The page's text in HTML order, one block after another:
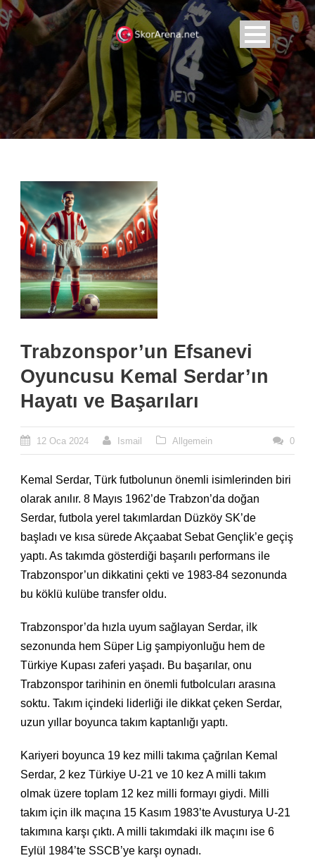
Trabzonspor’un Efsanevi
Oyuncusu Kemal Serdar’ın
Hayatı ve Başarıları
12 Oca 2024 Ismail Allgemein 0
Kemal Serdar, Türk futbolunun önemli isimlerinden biri
olarak anılır. 8 Mayıs 1962’de Trabzon’da doğan
Serdar, futbola yerel takımlardan Düzköy SK’de
başladı ve kısa sürede Akçaabat Sebat Gençlik’e geçiş
yaptı. As takımda gösterdiği başarılı performans ile
Trabzonspor’un dikkatini çekti ve 1983-84 sezonunda
bu köklü kulübe transfer oldu.
Trabzonspor’da hızla uyum sağlayan Serdar, ilk
sezonunda hem Süper Lig şampiyonluğu hem de
Türkiye Kupası zaferi yaşadı. Bu başarılar, onu
Trabzonspor tarihinin en önemli futbolcuları arasına
soktu. Takım içindeki liderliği ile dikkat çeken Serdar,
uzun yıllar boyunca takım kaptanlığı yaptı.
Kariyeri boyunca 19 kez milli takıma çağrılan Kemal
Serdar, 2 kez Türkiye U-21 ve 10 kez A milli takım
olmak üzere toplam 12 kez milli formayı giydi. Milli
takım için ilk maçına 15 Kasım 1983’te Avusturya U-21
takımına karşı çıktı. A milli takımdaki ilk maçını ise 6
Eylül 1984’te SSCB’ye karşı oynadı.